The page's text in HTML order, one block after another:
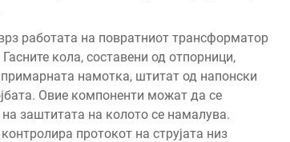
работата на повратниот трансформатор
кола, составени од отпорници,
намотка, штитат од напонски
Овие компоненти можат да се
заштитата на колото се намалува.
протокот на струјата низ